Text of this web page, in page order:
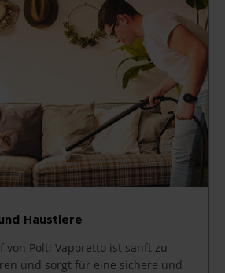
Haustiere
von Polti Vaporetto ist sanft zu
und sorgt für eine sichere und